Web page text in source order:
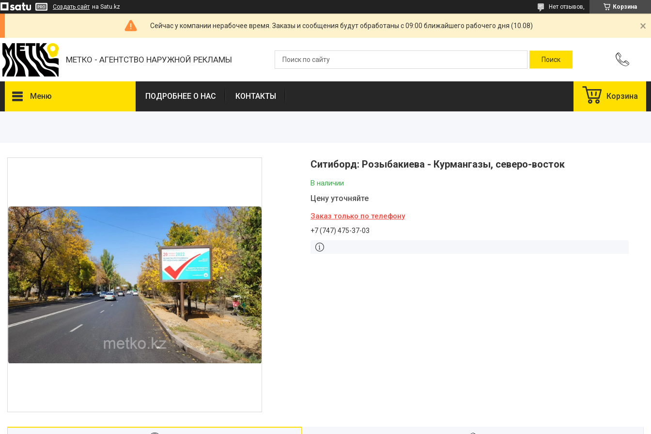
Создать сайт на Satu.kz Корзина
Нет отзывов,
Сейчас у компании нерабочее время. Заказы и сообщения будут обработаны с 09:00 ближайшего рабочего дня (10.08)
МЕТКО - АГЕНТСТВО НАРУЖНОЙ РЕКЛАМЫ
Меню ПОДРОБНЕЕ О НАС КОНТАКТЫ Корзина
Ситиборд: Розыбакиева - Курмангазы, северо-восток
В наличии
Цену уточняйте
Заказ только по телефону
+7 (747) 475-37-03